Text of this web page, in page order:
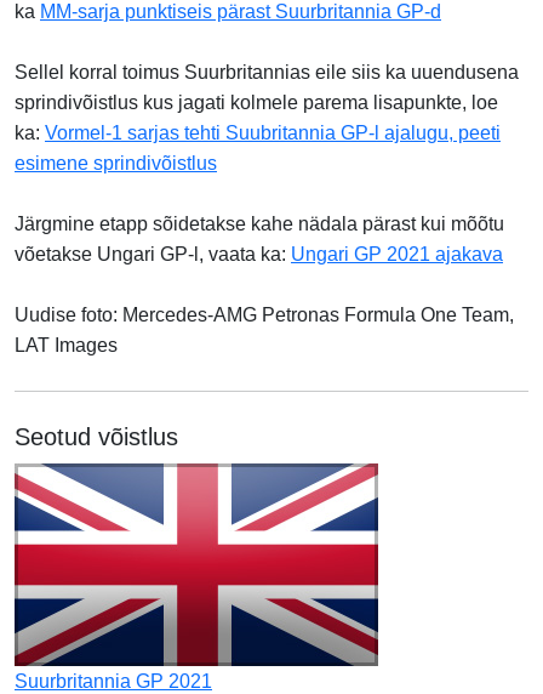
ka MM-sarja punktiseis pärast Suurbritannia GP-d
Sellel korral toimus Suurbritannias eile siis ka uuendusena
sprindivõistlus kus jagati kolmele parema lisapunkte, loe
ka: Vormel-1 sarjas tehti Suubritannia GP-l ajalugu, peeti
esimene sprindivõistlus
Järgmine etapp sõidetakse kahe nädala pärast kui mõõtu
võetakse Ungari GP-l, vaata ka: Ungari GP 2021 ajakava
Uudise foto: Mercedes-AMG Petronas Formula One Team,
LAT Images
Seotud võistlus
Suurbritannia GP 2021